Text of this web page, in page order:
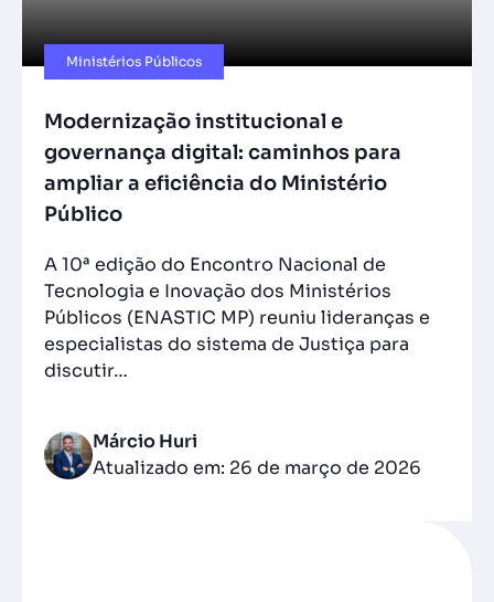
Ministérios Públicos​
Modernização institucional e
governança digital: caminhos para
ampliar a eficiência do Ministério
Público
A 10ª edição do Encontro Nacional de
Tecnologia e Inovação dos Ministérios
Públicos (ENASTIC MP) reuniu lideranças e
especialistas do sistema de Justiça para
discutir…
Márcio Huri
Atualizado em: 26 de março de 2026